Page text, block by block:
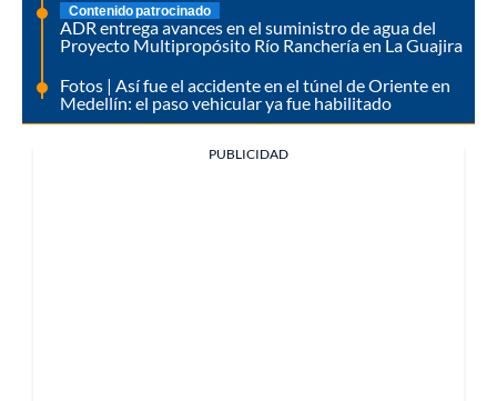
Contenido patrocinado
ADR entrega avances en el suministro de agua del
Proyecto Multipropósito Río Ranchería en La Guajira
Fotos | Así fue el accidente en el túnel de Oriente en
Medellín: el paso vehicular ya fue habilitado
PUBLICIDAD